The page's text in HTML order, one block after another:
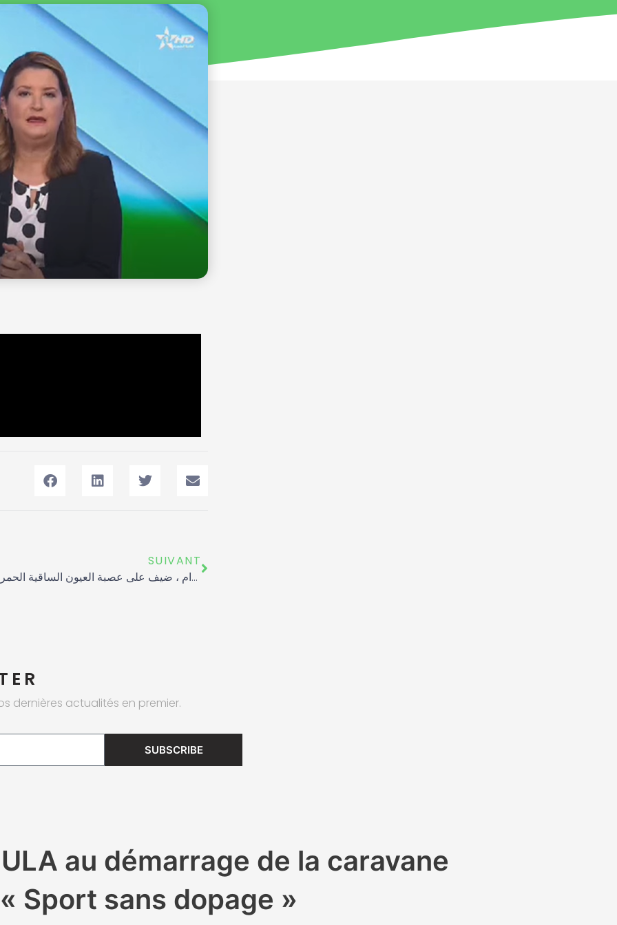
SUIVANT
حطت القافلة الوطنية لمكافحة المنشطات بالقاعة المغطاة الحزام ، ضيف على عصبة العيون الساقية الحمراء للتكواندو
Suivant
dernières actualités en premier.
SUBSCRIBE
au démarrage de la caravane
Sport sans dopage »